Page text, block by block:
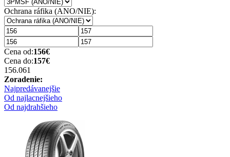
Ochrana ráfika (ANO/NIE):
Cena od:156€
Cena do:157€
156.061
Zoradenie:
Najpredávanejšie
Od najlacnejšieho
Od najdrahšieho